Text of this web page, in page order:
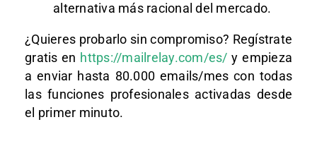
alternativa más racional del mercado.
¿Quieres probarlo sin compromiso? Regístrate
gratis en https://mailrelay.com/es/ y empieza
a enviar hasta 80.000 emails/mes con todas
las funciones profesionales activadas desde
el primer minuto.